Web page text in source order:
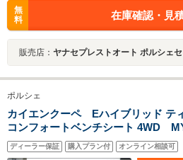
無
料
在庫確認・見
販売店： ヤナセプレストオート ポルシェセンター
ポルシェ
カイエンクーペ Eハイブリッド テ
コンフォートベンチシート 4WD
グ PDCC リアアクスル BOSE
ディーラー保証 購入プラン付 オンライン相談可